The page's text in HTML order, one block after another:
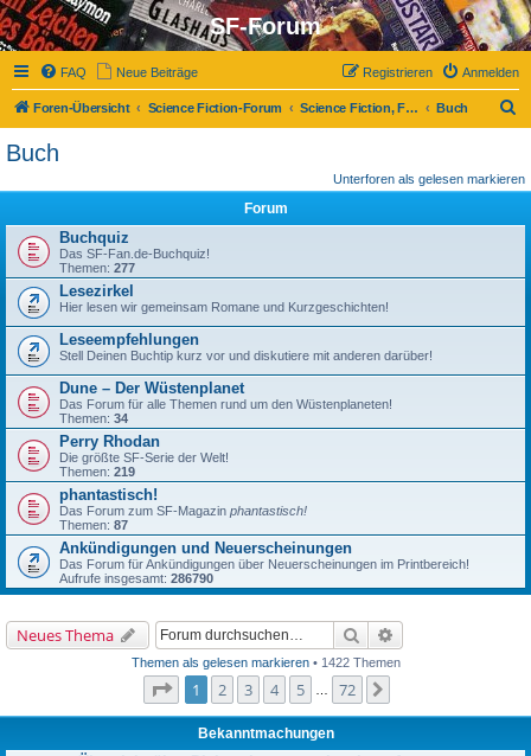
SF-Forum
FAQ Neue Beiträge Anmelden
Registrieren
Foren-Übersicht Science Fiction-Forum Science Fiction, Fantasy und Co. Buch
h
Buch
Unterforen als gelesen markieren
Forum
Buchquiz
Das SF-Fan.de-Buchquiz!
Themen: 277
Lesezirkel
Hier lesen wir gemeinsam Romane und Kurzgeschichten!
Leseempfehlungen
Stell Deinen Buchtip kurz vor und diskutiere mit anderen darüber!
Dune – Der Wüstenplanet
Das Forum für alle Themen rund um den Wüstenplaneten!
Themen: 34
Perry Rhodan
Die größte SF-Serie der Welt!
Themen: 219
phantastisch!
Das Forum zum SF-Magazin phantastisch!
Themen: 87
Ankündigungen und Neuerscheinungen
Das Forum für Ankündigungen über Neuerscheinungen im Printbereich!
Aufrufe insgesamt: 286790
Neues Thema Suche
Themen als gelesen markieren• 1422 Themen
Seite von
1 2 3 4 5 72
Bekanntmachungen